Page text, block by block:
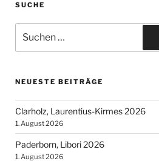
SUCHE
nach:
NEUESTE BEITRÄGE
Clarholz, Laurentius-Kirmes 2026
1. August 2026
Paderborn, Libori 2026
1. August 2026